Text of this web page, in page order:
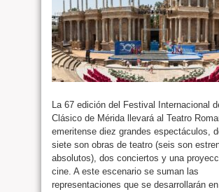
La 67 edición del Festival Internacional
Clásico de Mérida llevará al Teatro
emeritense diez grandes espectáculos,
siete son obras de teatro (seis son
absolutos), dos conciertos y una
cine. A este escenario se suman las
representaciones que se desarrollarán